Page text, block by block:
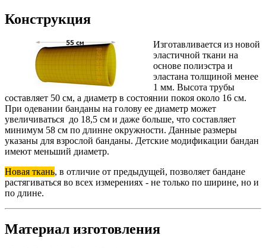
Конструкция
Изготавливается из новой
эластичной ткани на
основе полиэстра и
эластана толщиной менее
1 мм. Высота трубы
составляет 50 см, а диаметр в состоянии покоя около 16 см.
При одевании банданы на голову ее диаметр может
увеличиваться до 18,5 см и даже больше, что составляет
минимум 58 см по длинне окружности. Данные размеры
указаны для взрослой банданы. Детские модификации бандан
имеют меньший диаметр.
Новая ткань, в отличие от предыдущей, позволяет бандане
растягиваться во всех измерениях - не только по ширине, но и
по длине.
Материал изготовления